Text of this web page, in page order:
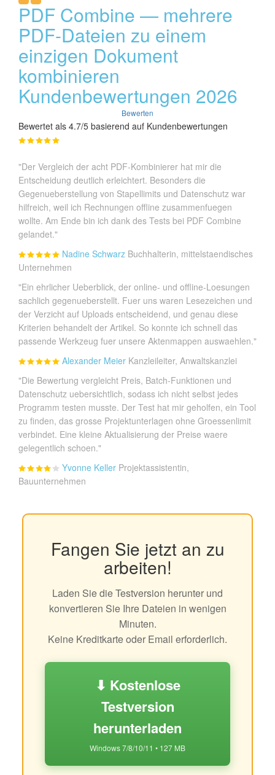
PDF Combine — mehrere
PDF-Dateien zu einem
einzigen Dokument
kombinieren
Kundenbewertungen 2026
Bewerten
Bewertet als 4.7/5 basierend auf Kundenbewertungen
"Der Vergleich der acht PDF-Kombinierer hat mir die
Entscheidung deutlich erleichtert. Besonders die
Gegenueberstellung von Stapellimits und Datenschutz war
hilfreich, weil ich Rechnungen offline zusammenfuegen
wollte. Am Ende bin ich dank des Tests bei PDF Combine
gelandet."
Nadine Schwarz Buchhalterin, mittelstaendisches
Unternehmen
"Ein ehrlicher Ueberblick, der online- und offline-Loesungen
sachlich gegenueberstellt. Fuer uns waren Lesezeichen und
der Verzicht auf Uploads entscheidend, und genau diese
Kriterien behandelt der Artikel. So konnte ich schnell das
passende Werkzeug fuer unsere Aktenmappen auswaehlen."
Alexander Meier Kanzleileiter, Anwaltskanzlei
"Die Bewertung vergleicht Preis, Batch-Funktionen und
Datenschutz uebersichtlich, sodass ich nicht selbst jedes
Programm testen musste. Der Test hat mir geholfen, ein Tool
zu finden, das grosse Projektunterlagen ohne Groessenlimit
verbindet. Eine kleine Aktualisierung der Preise waere
gelegentlich schoen."
Yvonne Keller Projektassistentin,
Bauunternehmen
Fangen Sie jetzt an zu
arbeiten!
Laden Sie die Testversion herunter und
konvertieren Sie Ihre Dateien in wenigen
Minuten.
Keine Kreditkarte oder Email erforderlich.
⬇ Kostenlose
Testversion
herunterladen
Windows 7/8/10/11 • 127 MB